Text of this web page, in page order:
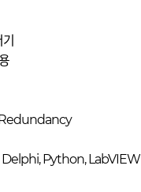
Delphi, Python, LabVIEW